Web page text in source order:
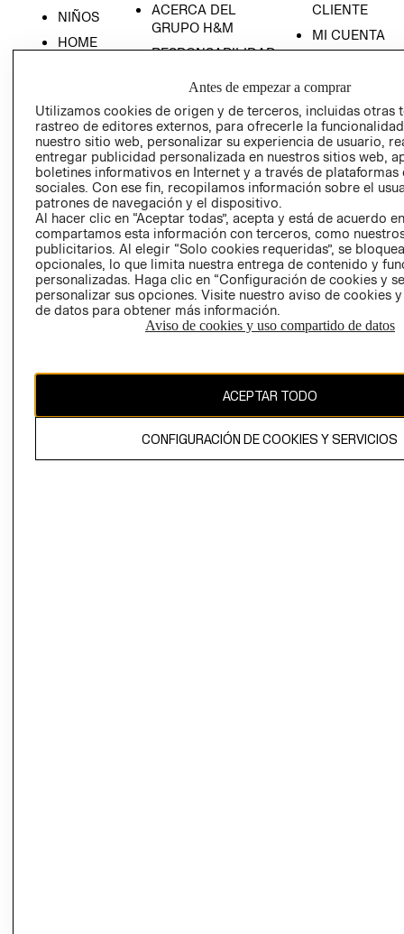
NIÑOS
HOME
ACERCA DEL
GRUPO H&M
RESPONSABILIDAD
PRENSA
RELACIÓN CON
INVERSIONISTAS
POLÍTICA
EMPRESARIAL
CLIENTE
MI CUENTA
- RETIRO EN
TIENDA
TÉRMINOS Y
CONDICIONES
PRIVACIDAD
GIFT CARD
AVISO DE
COOKIES
Uruguay ($U)
Antes de empezar a comprar
Utilizamos cookies de origen y de terceros, incluidas otras
rastreo de editores externos, para ofrecerle la
nuestro sitio web, personalizar su experiencia de usuario,
entregar publicidad personalizada en nuestros sitios web,
boletines informativos en Internet y a través de plataformas
sociales. Con ese fin, recopilamos información sobre el
patrones de navegación y el dispositivo.
Al hacer clic en “Aceptar todas”, acepta y está de acuerdo
compartamos esta información con terceros, como
publicitarios. Al elegir “Solo cookies requeridas”, se
opcionales, lo que limita nuestra entrega de contenido y
personalizadas. Haga clic en “Configuración de cookies y
personalizar sus opciones. Visite nuestro aviso de cookies
de datos para obtener más información.
Aviso de cookies y uso compartido de datos
ACEPTAR TODO
CONFIGURACIÓN DE COOKIES Y SERVICIOS